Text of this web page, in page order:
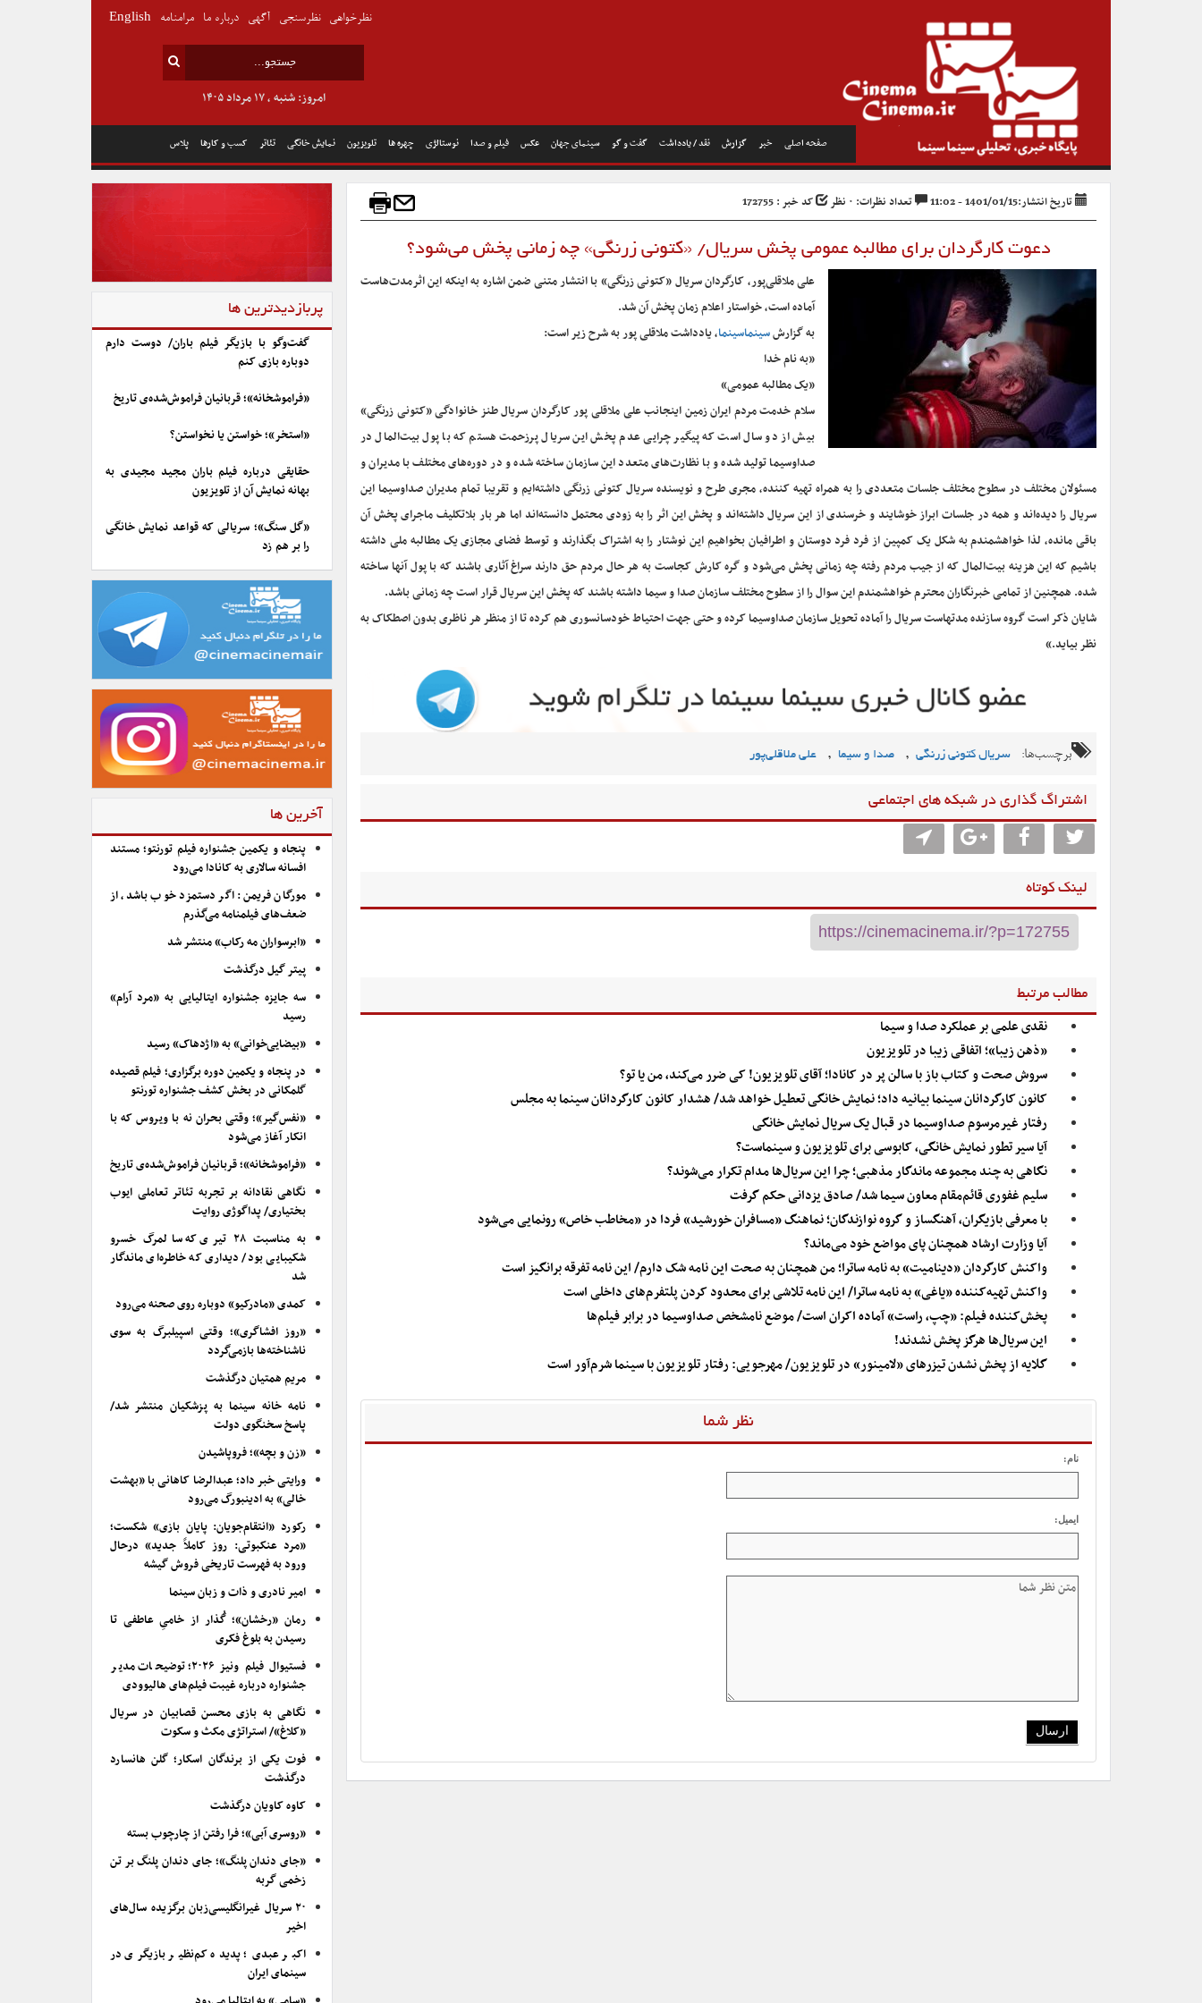
صفحه اصلی خبر گزارش نقد / یادداشت گفت و گو سینمای جهان عکس فیلم و صدا نوستالژی چهره ها تلویزیون نمایش خانگی تئاتر کسب و کارها پلاس
امروز: شنبه , ۱۷ مرداد ۱۴۰۵
نظرخواهی نظرسنجی آگهی درباره ما مرامنامه English
تاریخ انتشار:1401/01/15 - 11:02 تعداد نظرات: ۰ نظر کد خبر : 172755
دعوت کارگردان برای مطالبه عمومی پخش سریال/ «کتونی زرنگی» چه زمانی پخش می‌شود؟
علی ملاقلی‌پور، کارگردان سریال «کتونی زرنگی» با انتشار متنی ضمن اشاره به اینکه این اثرمدت‌هاست
آماده است، خواستار اعلام زمان پخش آن شد.
به گزارشسینماسینما، یادداشت ملاقلی پور به شرح زیر است:
«به نام خدا
«یک مطالبه عمومی»
سلام خدمت مردم ایران زمین اینجانب علی ملاقلی پور کارگردان سریال طنز خانوادگی «کتونی زرنگی»
بیش از دو سال است که پیگیر چرایی عدم پخش این سریال پرزحمت هستم که با پول بیت‌المال در
صداوسیما تولید شده و با نظارت‌های متعدد این سازمان ساخته شده و در دوره‌های مختلف با مدیران و
مسئولان مختلف در سطوح مختلف جلسات متعددی را به همراه تهیه کننده، مجری طرح و نویسنده سریال کتونی زرنگی داشته‌ایم و تقریبا تمام مدیران صداوسیما این
سریال را دیده‌اند و همه در جلسات ابراز خوشایند و خرسندی از این سریال داشته‌اند و پخش این اثر را به زودی محتمل دانسته‌اند اما هر بار بلاتکلیف ماجرای پخش آن
باقی مانده، لذا خواهشمندم به شکل یک کمپین از فرد فرد دوستان و اطرافیان بخواهیم این نوشتار را به اشتراک بگذارند و توسط فضای مجازی یک مطالبه ملی داشته
باشیم که این هزینه بیت‌المال که از جیب مردم رفته چه زمانی پخش می‌شود و گره کارش کجاست به هر حال مردم حق دارند سراغ آثاری باشند که با پول آنها ساخته
شده. همچنین از تمامی خبرنگاران محترم خواهشمندم این سوال را از سطوح مختلف سازمان صدا و سیما داشته باشند که پخش این سریال قرار است چه زمانی باشد.
شایان ذکر است گروه سازنده مدتهاست سریال را آماده تحویل سازمان صداوسیما کرده و حتی جهت احتیاط خودسانسوری هم کرده تا از منظر هر ناظری بدون اصطکاک به
نظر بیاید.»
برچسب‌ها: سریال کتونی زرنگی , صدا و سیما , علی ملاقلی‌پور
اشتراگ گذاری در شبکه های اجتماعی
لینک کوتاه
مطالب مرتبط
نقدی علمی بر عملکرد صدا و سیما
«ذهن زیبا»؛ اتفاقی زیبا در تلویزیون
سروش صحت و کتاب باز با سالن پر در کانادا؛ آقای تلویزیون! کی ضرر می‌کند، من یا تو؟
کانون کارگردانان سینما بیانیه داد؛ نمایش خانگی تعطیل خواهد شد/ هشدار کانون کارگردانان سینما به مجلس
رفتار غیرمرسوم صداوسیما در قبال یک سریال نمایش خانگی
آیا سیر تطور نمایش خانگی، کابوسی برای تلویزیون و سینماست؟
نگاهی به چند مجموعه ماندگار مذهبی؛ چرا این سریال‌ها مدام تکرار می‌شوند؟
سلیم غفوری قائم‌مقام معاون سیما شد/ صادق یزدانی حکم گرفت
با معرفی بازیگران، آهنگساز و گروه نوازندگان؛ نماهنگ «مسافران خورشید» فردا در «مخاطب خاص» رونمایی می‌شود
آیا وزارت ارشاد همچنان پای مواضع خود می‌ماند؟
واکنش کارگردان «دینامیت» به نامه ساترا؛ من همچنان به صحت این نامه شک دارم/ این نامه تفرقه برانگیز است
واکنش تهیه‌کننده «یاغی» به نامه ساترا/ این نامه تلاشی برای محدود کردن پلتفرم‌های داخلی است
پخش‌کننده فیلم: «چپ، راست» آماده اکران است/ موضع نامشخص صداوسیما در برابر فیلم‌ها
این سریال‌ها هرگز پخش نشدند!
گلایه از پخش نشدن تیزر‌های «لامینور» در تلویزیون/ مهرجویی: رفتار تلویزیون با سینما شرم‌آور است
نظر شما
نام:
ایمیل:
پربازدیدترین ها
گفت‌وگو با بازیگر فیلم باران/ دوست دارم
دوباره بازی کنم
«فراموشخانه»؛ قربانیان فراموش‌شده‌ی تاریخ
«استخر»؛ خواستن یا نخواستن؟
حقایقی درباره فیلم باران مجید مجیدی به
بهانه نمایش آن از تلویزیون
«گل سنگ»؛ سریالی که قواعد نمایش خانگی
را بر هم زد
آخرین ها
پنجاه و یکمین جشنواره فیلم تورنتو؛ مستند
افسانه سالاری به کانادا می‌رود
مورگان فریمن: اگر دستمزد خوب باشد، از
ضعف‌های فیلمنامه می‌گذرم
«ابرسواران مه رکاب» منتشر شد
پیتر گیل درگذشت
سه جایزه جشنواره ایتالیایی به «مرد آرام»
رسید
«بیضایی‌خوانی» به «اژدهاک» رسید
در پنجاه و یکمین دوره برگزاری؛ فیلم قصیده
گلمکانی در بخش کشف جشنواره تورنتو
«نفس‌گیر»؛ وقتی بحران نه با ویروس که با
انکار آغاز می‌شود
«فراموشخانه»؛ قربانیان فراموش‌شده‌ی تاریخ
نگاهی نقادانه بر تجربه تئاتر تعاملی ایوب
بختیاری/ پداگوژی روایت
به مناسبت ۲۸ تیری که سالمرگ خسرو
شکیبایی بود/ دیداری که خاطره‌ای ماندگار
شد
کمدی «مادرکیو» دوباره روی صحنه می‌رود
«روز افشاگری»؛ وقتی اسپیلبرگ به سوی
ناشناخته‌ها بازمی‌گردد
مریم همتیان درگذشت
نامه خانه سینما به پزشکیان منتشر شد/
پاسخ سخنگوی دولت
«زن و بچه»؛ فروپاشیدن
ورایتی خبر داد؛ عبدالرضا کاهانی با «بهشت
خالی» به ادینبورگ می‌رود
رکورد «انتقام‌جویان: پایان بازی» شکست؛
«مرد عنکبوتی: روز کاملاً جدید» درحال
ورود به فهرست تاریخی فروش گیشه
امیر نادری و ذات و زبان سینما
رمان «رخشان»؛ گُذار از خامیِ عاطفی تا
رسیدن به بلوغ فکری
فستیوال فیلم ونیز ۲۰۲۶؛ توضیحات مدیر
جشنواره درباره غیبت فیلم‌های هالیوودی
نگاهی به بازی محسن قصابیان در سریال
«کلاغ»/ استراتژی مکث و سکوت
فوت یکی از برندگان اسکار؛ گلن هانسارد
درگذشت
کاوه کاویان درگذشت
«روسری آبی»؛ فرا رفتن از چارچوب بسته
«جای دندان پلنگ»؛ جای دندان پلنگ بر تن
زخمی گربه
۲۰ سریال غیرانگلیسی‌زبان برگزیده سال‌های
اخیر
اکبر عبدی؛ پدیده کم‌نظیر بازیگری در
سینمای ایران